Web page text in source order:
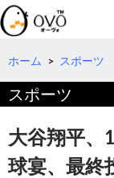
検
索
コ
テ
へ
動
ホーム > スポーツ
スポーツ
大谷翔平、
球宴、最終